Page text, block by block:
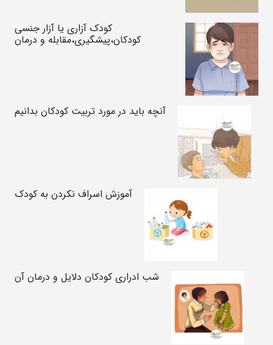
کودک آزاری یا آزار جنسی
کودکان،پیشگیری،مقابله و درمان
آنچه باید در مورد تربیت کودکان بدانیم
آموزش اسراف نکردن به کودک
شب ادراری کودکان دلایل و درمان آن